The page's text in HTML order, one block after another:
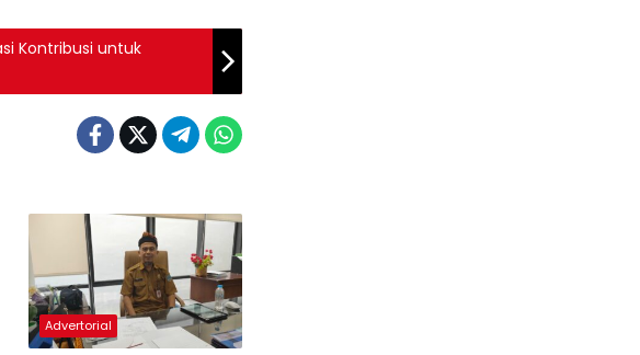
Kontribusi untuk
Advertorial